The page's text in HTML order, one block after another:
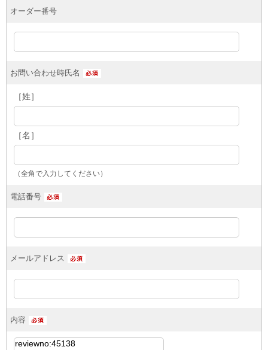
オーダー番号
お問い合わせ時氏名
［姓］
［名］
（全角で入力してください）
電話番号
メールアドレス
内容